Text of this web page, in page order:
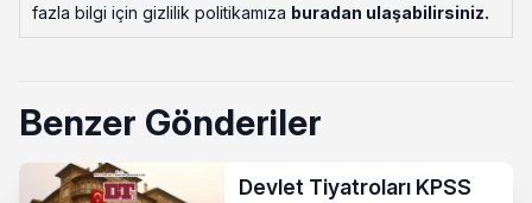
fazla bilgi için gizlilik politikamıza buradan ulaşabilirsiniz.
Benzer Gönderiler
Devlet Tiyatroları KPSS